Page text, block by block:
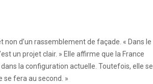
non d’un rassemblement de façade. « Dans le
un projet clair. » Elle affirme que la France
la configuration actuelle. Toutefois, elle se
se fera au second. »